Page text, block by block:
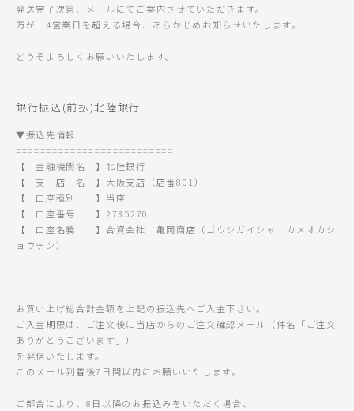
発送完了次第、メールにてご案内させていただきます。
万が一4営業日を超える場合、あらかじめお知らせいたします。
どうぞよろしくお願いいたします。
銀行振込(前払)北陸銀行
▼振込先情報
==========================
【 金融機関名 】北陸銀行
【 支 店 名 】大阪支店（店番801）
【 口座種別 】当座
【 口座番号 】2735270
【 口座名義 】合資会社 亀岡商店（ゴウシガイシャ カメオカシ
ョウテン）
お買い上げ総合計金額を上記の振込先へご入金下さい。
ご入金期限は、ご注文後に当店からのご注文確認メール（件名「ご注文
ありがとうございます」）
を発信いたします。
このメール到着後7日間以内にお願いいたします。
ご都合により、8日以降のお振込みをいただく場合、